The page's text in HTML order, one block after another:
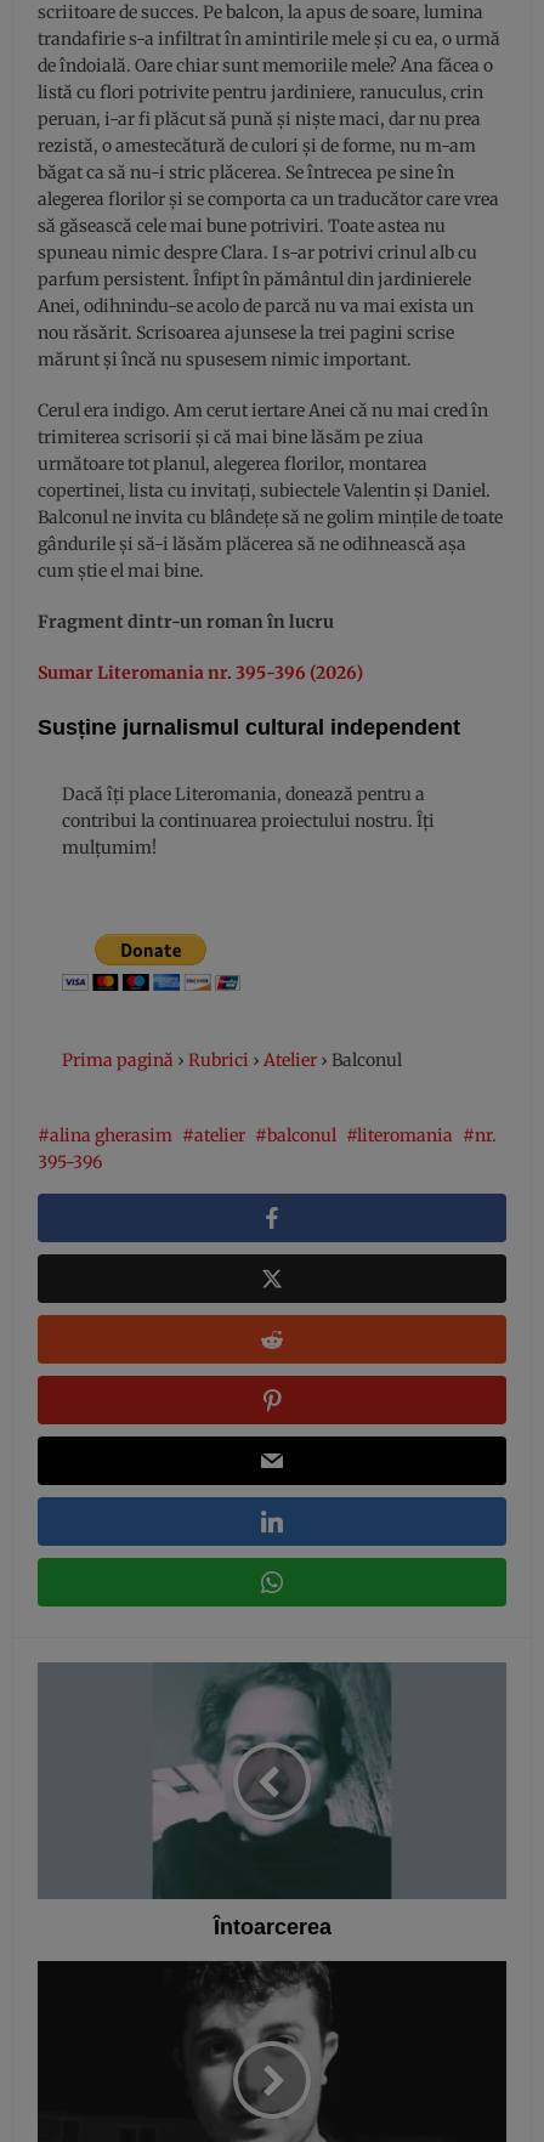
scriitoare de succes. Pe balcon, la apus de soare, lumina
trandafirie s-a infiltrat în amintirile mele și cu ea, o urmă
de îndoială. Oare chiar sunt memoriile mele? Ana făcea o
listă cu flori potrivite pentru jardiniere, ranuculus, crin
peruan, i-ar fi plăcut să pună și niște maci, dar nu prea
rezistă, o amestecătură de culori și de forme, nu m-am
băgat ca să nu-i stric plăcerea. Se întrecea pe sine în
alegerea florilor și se comporta ca un traducător care vrea
să găsească cele mai bune potriviri. Toate astea nu
spuneau nimic despre Clara. I s-ar potrivi crinul alb cu
parfum persistent. Înfipt în pământul din jardinierele
Anei, odihnindu-se acolo de parcă nu va mai exista un
nou răsărit. Scrisoarea ajunsese la trei pagini scrise
mărunt și încă nu spusesem nimic important.
Cerul era indigo. Am cerut iertare Anei că nu mai cred în
trimiterea scrisorii și că mai bine lăsăm pe ziua
următoare tot planul, alegerea florilor, montarea
copertinei, lista cu invitați, subiectele Valentin și Daniel.
Balconul ne invita cu blândețe să ne golim mințile de toate
gândurile și să-i lăsăm plăcerea să ne odihnească așa
cum știe el mai bine.
Fragment dintr-un roman în lucru
Sumar Literomania nr. 395-396 (2026)
Susține jurnalismul cultural independent
Dacă îți place Literomania, donează pentru a
contribui la continuarea proiectului nostru. Îți
mulțumim!
Prima pagină › Rubrici › Atelier › Balconul
alina gherasim atelier balconul literomania
nr.
395-396
Întoarcerea